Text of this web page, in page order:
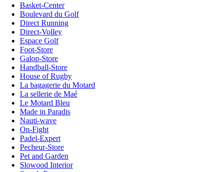
Basket-Center
Boulevard du Golf
Direct Running
Direct-Volley
Espace Golf
Foot-Store
Galop-Store
Handball-Store
House of Rugby
La bagagerie du Motard
La sellerie de Maé
Le Motard Bleu
Made in Paradis
Nauti-wave
On-Fight
Padel-Expert
Pecheur-Store
Pet and Garden
Slowood Interior